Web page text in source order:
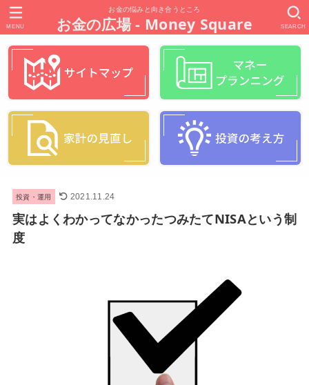
お金の悩みと向き合うところ
お金の広場 - Money Square SEARCH
MENU
投資・運用 2021.11.24
実はよくわかってなかったつみたてNISAという制
度